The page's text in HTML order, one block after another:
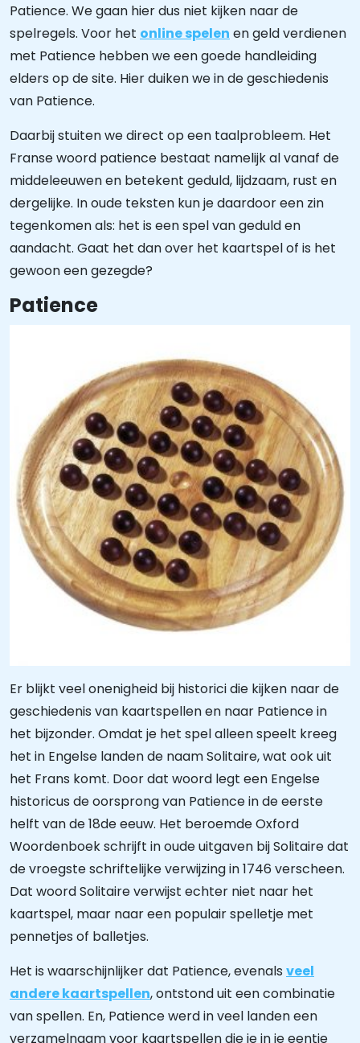
Patience. We gaan hier dus niet kijken naar de
spelregels. Voor het online spelen en geld verdienen
met Patience hebben we een goede handleiding
elders op de site. Hier duiken we in de geschiedenis
van Patience.
Daarbij stuiten we direct op een taalprobleem. Het
Franse woord patience bestaat namelijk al vanaf de
middeleeuwen en betekent geduld, lijdzaam, rust en
dergelijke. In oude teksten kun je daardoor een zin
tegenkomen als: het is een spel van geduld en
aandacht. Gaat het dan over het kaartspel of is het
gewoon een gezegde?
Patience
Er blijkt veel onenigheid bij historici die kijken naar de
geschiedenis van kaartspellen en naar Patience in
het bijzonder. Omdat je het spel alleen speelt kreeg
het in Engelse landen de naam Solitaire, wat ook uit
het Frans komt. Door dat woord legt een Engelse
historicus de oorsprong van Patience in de eerste
helft van de 18de eeuw. Het beroemde Oxford
Woordenboek schrijft in oude uitgaven bij Solitaire dat
de vroegste schriftelijke verwijzing in 1746 verscheen.
Dat woord Solitaire verwijst echter niet naar het
kaartspel, maar naar een populair spelletje met
pennetjes of balletjes.
Het is waarschijnlijker dat Patience, evenals veel
andere kaartspellen, ontstond uit een combinatie
van spellen. En, Patience werd in veel landen een
verzamelnaam voor kaartspellen die je in je eentje